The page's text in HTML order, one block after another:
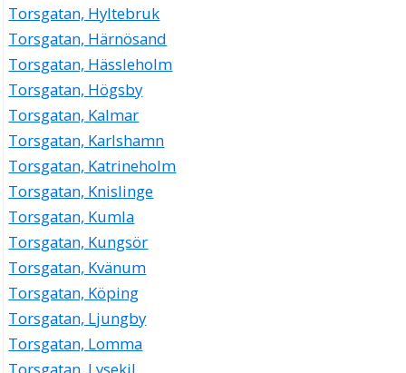
Torsgatan, Hyltebruk
Torsgatan, Härnösand
Torsgatan, Hässleholm
Torsgatan, Högsby
Torsgatan, Kalmar
Torsgatan, Karlshamn
Torsgatan, Katrineholm
Torsgatan, Knislinge
Torsgatan, Kumla
Torsgatan, Kungsör
Torsgatan, Kvänum
Torsgatan, Köping
Torsgatan, Ljungby
Torsgatan, Lomma